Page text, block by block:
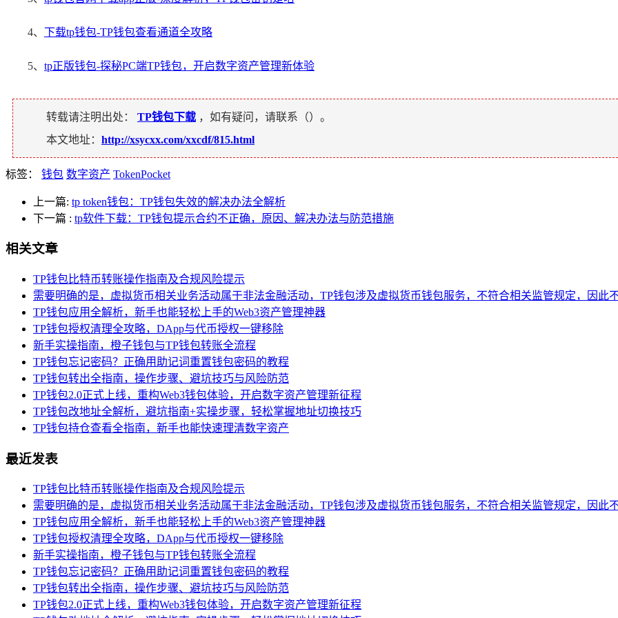
4、 下载tp钱包-TP钱包查看通道全攻略
5、 tp正版钱包-探秘PC端TP钱包，开启数字资产管理新体验
转载请注明出处： TP钱包下载 ，如有疑问，请联系（）。
本文地址： http://xsycxx.com/xxcdf/815.html
标签： 钱包 数字资产 TokenPocket
上一篇: tp token钱包：TP钱包失效的解决办法全解析
下一篇 : tp软件下载：TP钱包提示合约不正确，原因、解决办法与防范措施
相关文章
TP钱包比特币转账操作指南及合规风险提示
需要明确的是，虚拟货币相关业务活动属于非法金融活动，TP钱包涉及虚拟货币钱包服务，不符合相关监管规定，因此
TP钱包应用全解析，新手也能轻松上手的Web3资产管理神器
TP钱包授权清理全攻略，DApp与代币授权一键移除
新手实操指南，橙子钱包与TP钱包转账全流程
TP钱包忘记密码？正确用助记词重置钱包密码的教程
TP钱包转出全指南，操作步骤、避坑技巧与风险防范
TP钱包2.0正式上线，重构Web3钱包体验，开启数字资产管理新征程
TP钱包改地址全解析，避坑指南+实操步骤，轻松掌握地址切换技巧
TP钱包持仓查看全指南，新手也能快速理清数字资产
最近发表
TP钱包比特币转账操作指南及合规风险提示
需要明确的是，虚拟货币相关业务活动属于非法金融活动，TP钱包涉及虚拟货币钱包服务，不符合相关监管规定，因此
TP钱包应用全解析，新手也能轻松上手的Web3资产管理神器
TP钱包授权清理全攻略，DApp与代币授权一键移除
新手实操指南，橙子钱包与TP钱包转账全流程
TP钱包忘记密码？正确用助记词重置钱包密码的教程
TP钱包转出全指南，操作步骤、避坑技巧与风险防范
TP钱包2.0正式上线，重构Web3钱包体验，开启数字资产管理新征程